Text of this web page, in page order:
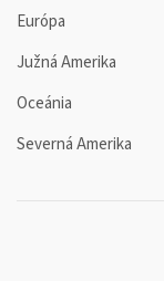
Európa
Južná Amerika
Oceánia
Severná Amerika